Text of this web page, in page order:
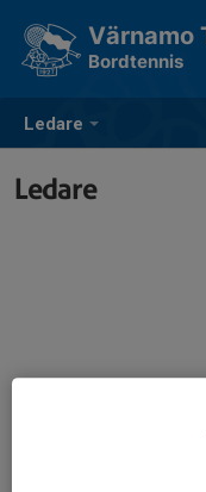
Ledare
Värnamo
Bordtennis
Ledare